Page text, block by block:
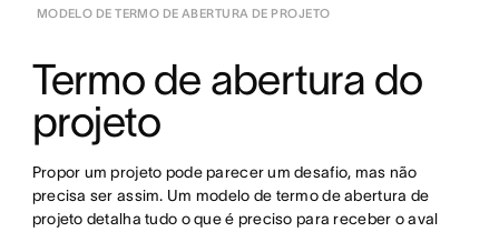
MODELO DE TERMO DE ABERTURA DE PROJETO
Termo de abertura do
projeto
Propor um projeto pode parecer um desafio, mas não
precisa ser assim. Um modelo de termo de abertura de
projeto detalha tudo o que é preciso para receber o aval